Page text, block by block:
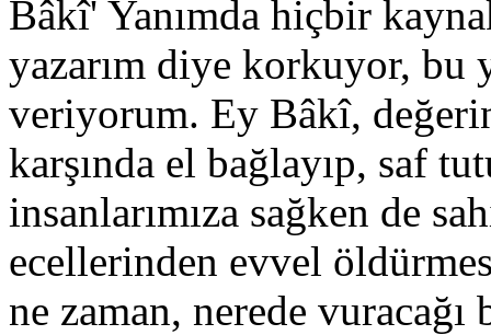
Bâkî' Yanımda hiçbir
yazarım diye korkuyor, bu
veriyorum. Ey Bâkî,
karşında el bağlayıp, saf
insanlarımıza sağken de
ecellerinden evvel
ne zaman, nerede